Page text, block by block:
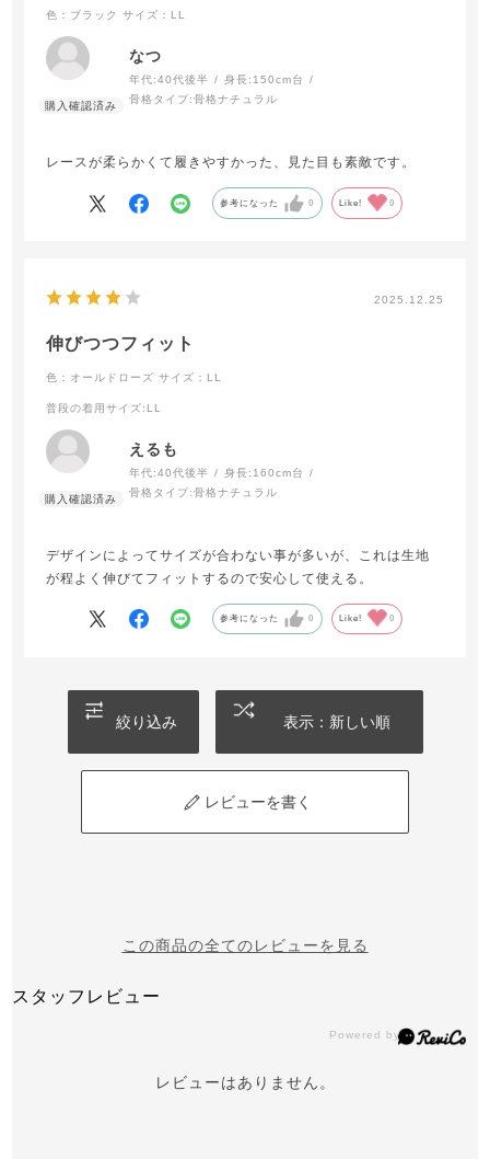
色：ブラック サイズ：LL
なつ
年代:40代後半 身長: 150cm台
骨格タイプ:骨格ナチュラル
レースが柔らかくて履きやすかった、見た目も素敵です。
参考になった 0 Like! 0
2025.12.25
伸びつつフィット
色：オールドローズ サイズ：LL
普段の着用サイズ:LL
えるも
年代:40代後半 身長: 160cm台
骨格タイプ:骨格ナチュラル
デザインによってサイズが合わない事が多いが、これは生地
が程よく伸びてフィットするので安心して使える。
参考になった 0 Like! 0
絞り込み 表示：新しい順
レビューを書く
この商品の全てのレビューを見る
スタッフレビュー
レビューはありません。